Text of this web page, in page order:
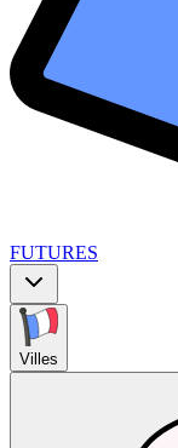
FUTURES
Villes